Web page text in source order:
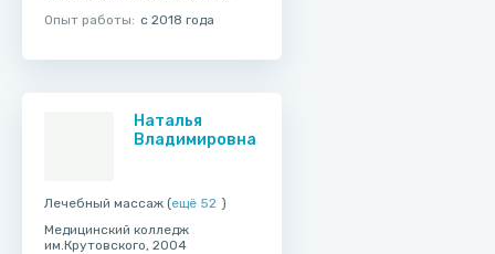
Опыт работы: с 2018 года
Наталья
Владимировна
Лечебный массаж (ещё 52 )
Медицинский колледж
им.Крутовского, 2004